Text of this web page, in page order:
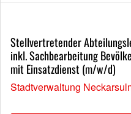
Stellvertretender
inkl. Sachbearbeitung
mit Einsatzdienst (m/w/d)
Stadtverwaltung